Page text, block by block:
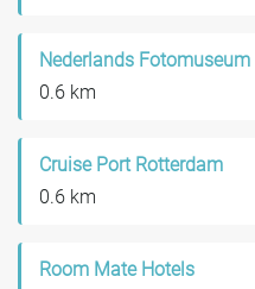
Nederlands Fotomuseum
0.6 km
Cruise Port Rotterdam
0.6 km
Room Mate Hotels